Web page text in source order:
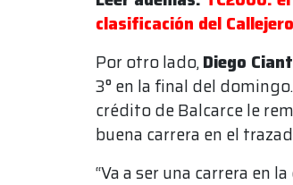
clasificación del
Por otro lado,Diego
3° en la final del
crédito de Balcarce le
buena carrera en el
“Va a ser una carrera en